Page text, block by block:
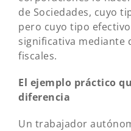
de Sociedades, cuyo
pero cuyo tipo
significativa mediante
fiscales.
El ejemplo práctico
diferencia
Un trabajador